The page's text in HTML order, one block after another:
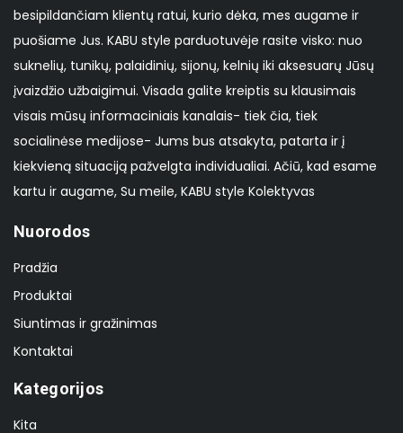
besipildančiam klientų ratui, kurio dėka, mes augame ir
puošiame Jus. KABU style parduotuvėje rasite visko: nuo
suknelių, tunikų, palaidinių, sijonų, kelnių iki aksesuarų Jūsų
įvaizdžio užbaigimui. Visada galite kreiptis su klausimais
visais mūsų informaciniais kanalais- tiek čia, tiek
socialinėse medijose- Jums bus atsakyta, patarta ir į
kiekvieną situaciją pažvelgta individualiai. Ačiū, kad esame
kartu ir augame, Su meile, KABU style Kolektyvas
Nuorodos
Pradžia
Produktai
Siuntimas ir gražinimas
Kontaktai
Kategorijos
Kita